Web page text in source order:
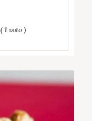
( 1 voto )